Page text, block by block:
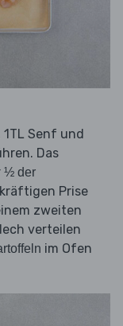
Senf und
Das
½ der
Prise
zweiten
verteilen
im Ofen